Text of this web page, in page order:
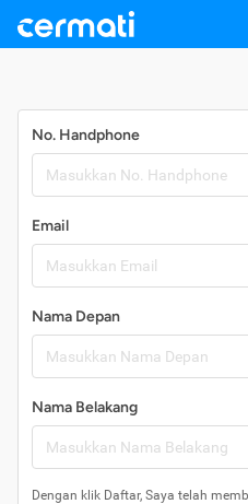
No. Handphone
Email
Nama Depan
Nama Belakang
Dengan klik Daftar, Saya telah